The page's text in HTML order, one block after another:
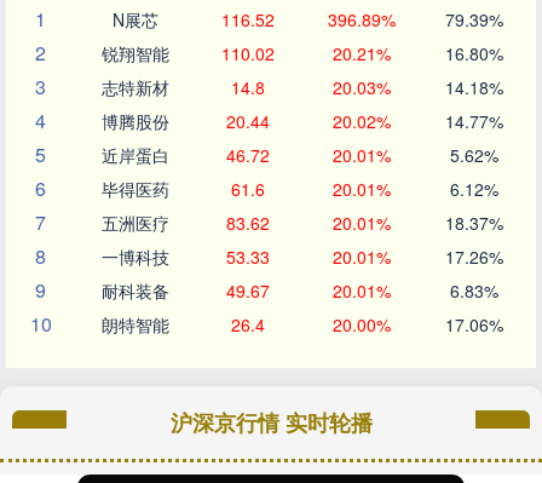
1
N展芯 116.52 396.89% 79.39%
2 锐翔智能 110.02 20.21% 16.80%
3 志特新材 14.8 20.03% 14.18%
4 博腾股份 20.44 20.02% 14.77%
5 近岸蛋白 46.72 20.01% 5.62%
6 毕得医药 61.6 20.01% 6.12%
7 五洲医疗 83.62 20.01% 18.37%
8 一博科技 53.33 20.01% 17.26%
9 耐科装备 49.67 20.01% 6.83%
10 朗特智能 26.4 20.00% 17.06%
沪深京行情 实时轮播